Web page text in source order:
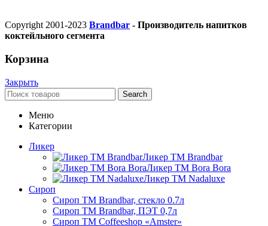
Copyright 2001-2023 Brandbar - Производитель напитков
коктейльного сегмента
Корзина
Закрыть
Search
Меню
Категории
Ликер
Ликер ТМ Brandbar
Ликер ТМ Bora Bora
Ликер ТМ Nadaluxe
Сироп
Сироп TM Brandbar, стекло 0.7л
Сироп TM Brandbar, ПЭТ 0,7л
Сироп TM Coffeeshop «Amster»